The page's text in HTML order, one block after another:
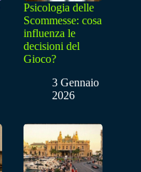
Psicologia delle
Scommesse: cosa
influenza le
decisioni del
Gioco?
3 Gennaio
2026